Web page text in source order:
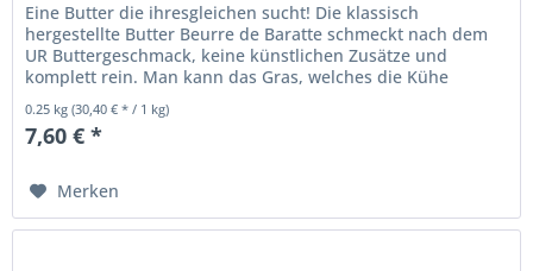
Eine Butter die ihresgleichen sucht! Die klassisch
hergestellte Butter Beurre de Baratte schmeckt nach dem
UR Buttergeschmack, keine künstlichen Zusätze und
komplett rein. Man kann das Gras, welches die Kühe
0.25 kg(30,40 € * / 1 kg)
7,60 € *
Merken